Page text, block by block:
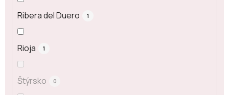
Ribera del Duero 1
Rioja 1
Štýrsko 0